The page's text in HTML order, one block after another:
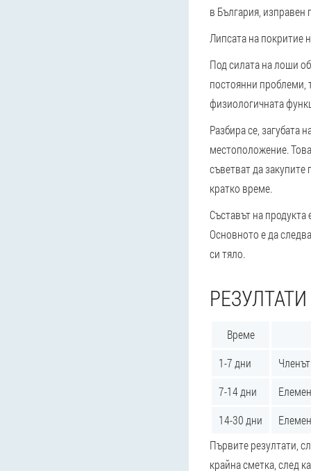
в България, изправен
Липсата на покритие
Под силата на лоши
постоянни проблеми,
физиологичната
Разбира се, загубата
местоположение.
съветват да
кратко време.
Съставът на
Основното е да
си тяло.
Време
1-7 дни
7-14 дни
14-30 дни
Първите резултати,
крайна сметка, след